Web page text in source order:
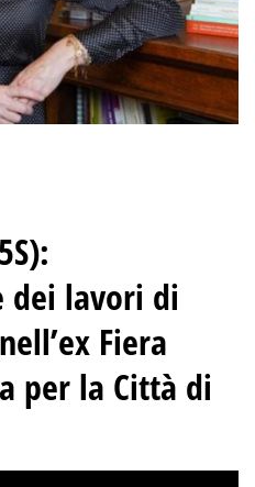
dei lavori di
Fiera
per la Città di